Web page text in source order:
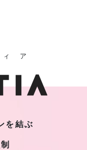
ア
を結ぶ